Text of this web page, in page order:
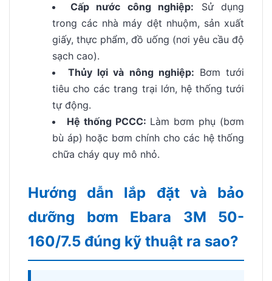
Cấp nước công nghiệp: Sử dụng
trong các nhà máy dệt nhuộm, sản xuất
giấy, thực phẩm, đồ uống (nơi yêu cầu độ
sạch cao).
Thủy lợi và nông nghiệp: Bơm tưới
tiêu cho các trang trại lớn, hệ thống tưới
tự động.
Hệ thống PCCC: Làm bơm phụ (bơm
bù áp) hoặc bơm chính cho các hệ thống
chữa cháy quy mô nhỏ.
Hướng dẫn lắp đặt và bảo
dưỡng bơm Ebara 3M 50-
160/7.5 đúng kỹ thuật ra sao?